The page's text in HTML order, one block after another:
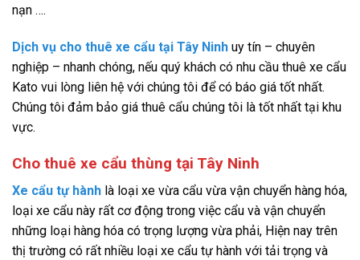
nạn ….
Dịch vụ cho thuê xe cẩu tại Tây Ninh uy tín – chuyên
nghiệp – nhanh chóng, nếu quý khách có nhu cầu thuê xe cẩu
Kato vui lòng liên hệ với chúng tôi để có báo giá tốt nhất.
Chúng tôi đảm bảo giá thuê cẩu chúng tôi là tốt nhất tại khu
vực.
Cho thuê xe cẩu thùng tại Tây Ninh
Xe cẩu tự hành là loại xe vừa cẩu vừa vận chuyển hàng hóa,
loại xe cẩu này rất cơ động trong việc cẩu và vận chuyển
những loại hàng hóa có trọng lượng vừa phải, Hiện nay trên
thị trường có rất nhiều loại xe cẩu tự hành với tải trọng và